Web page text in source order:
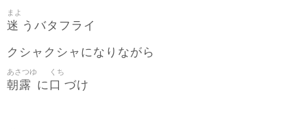
迷
まよ
うバタフライ
クシャクシャになりながら
朝露
あさつゆ
に 口
くち
づけ